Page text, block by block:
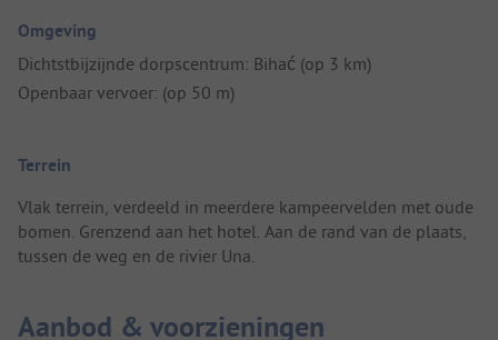
Omgeving
Dichtstbijzijnde dorpscentrum: Bihać (op 3 km)
Openbaar vervoer: (op 50 m)
Terrein
Vlak terrein, verdeeld in meerdere kampeervelden met oude
bomen. Grenzend aan het hotel. Aan de rand van de plaats,
tussen de weg en de rivier Una.
Aanbod & voorzieningen